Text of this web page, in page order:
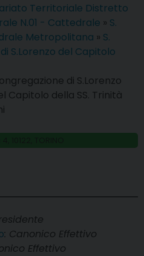
Territoriale Distretto
N.01 - Cattedrale » S.
Metropolitana » S.
S.Lorenzo del Capitolo
di S.Lorenzo
Capitolo della SS. Trinità
: Canonico Effettivo
Effettivo